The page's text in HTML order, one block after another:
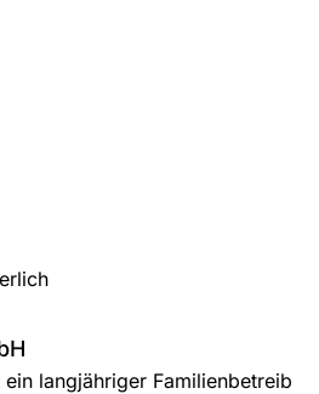
langjähriger Familienbetreib